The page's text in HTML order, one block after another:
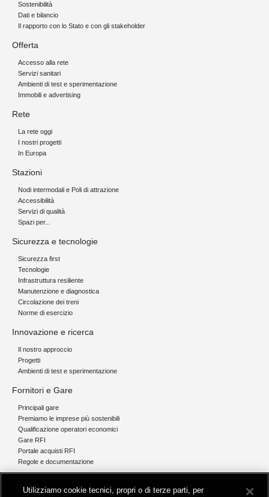
Sostenibilità
Dati e bilancio
Il rapporto con lo Stato e con gli stakeholder
Offerta
Accesso alla rete
Servizi sanitari
Ambienti di test e sperimentazione
Immobili e advertising
Rete
La rete oggi
I nostri progetti
In Europa
Stazioni
Nodi intermodali e Poli di attrazione
Accessibilità
Servizi di qualità
Spazi per...
Sicurezza e tecnologie
Sicurezza first
Tecnologie
Infrastruttura resiliente
Manutenzione e diagnostica
Circolazione dei treni
Norme di esercizio
Innovazione e ricerca
Il nostro approccio
Progetti
Ambienti di test e sperimentazione
Fornitori e Gare
Principali gare
Premiamo le imprese più sostenibili
Qualificazione operatori economici
Gare RFI
Portale acquisti RFI
Regole e documentazione
Utilizziamo cookie tecnici, propri o di terze parti, per